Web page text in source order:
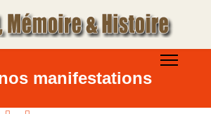
manifestations